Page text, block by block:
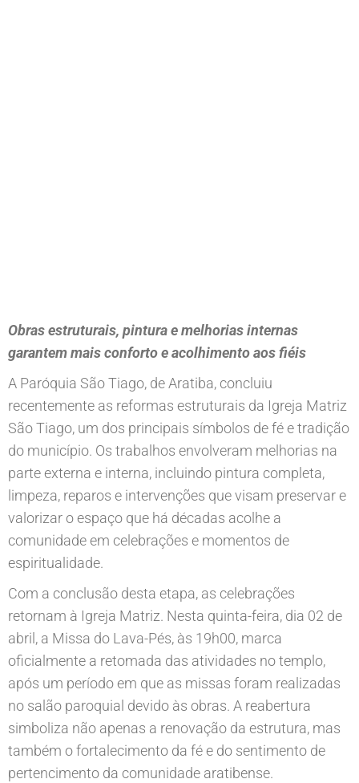
Obras estruturais, pintura e melhorias internas
garantem mais conforto e acolhimento aos fiéis
A Paróquia São Tiago, de Aratiba, concluiu
recentemente as reformas estruturais da Igreja Matriz
São Tiago, um dos principais símbolos de fé e tradição
do município. Os trabalhos envolveram melhorias na
parte externa e interna, incluindo pintura completa,
limpeza, reparos e intervenções que visam preservar e
valorizar o espaço que há décadas acolhe a
comunidade em celebrações e momentos de
espiritualidade.
Com a conclusão desta etapa, as celebrações
retornam à Igreja Matriz. Nesta quinta-feira, dia 02 de
abril, a Missa do Lava-Pés, às 19h00, marca
oficialmente a retomada das atividades no templo,
após um período em que as missas foram realizadas
no salão paroquial devido às obras. A reabertura
simboliza não apenas a renovação da estrutura, mas
também o fortalecimento da fé e do sentimento de
pertencimento da comunidade aratibense.